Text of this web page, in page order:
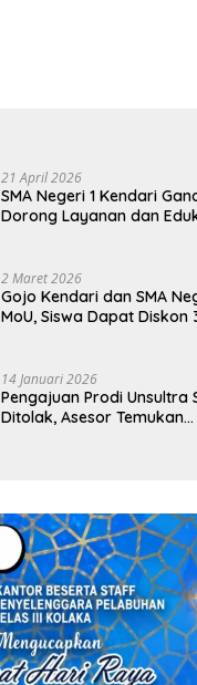
21 April 2026
SMA Negeri 1 Kendari
Dorong Layanan dan
2 Maret 2026
Gojo Kendari dan SMA
MoU, Siswa Dapat Diskon
14 Januari 2026
Pengajuan Prodi Unsultra
Ditolak, Asesor Temukan